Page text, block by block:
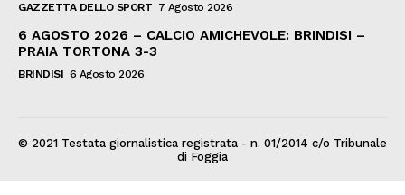
GAZZETTA DELLO SPORT 7 Agosto 2026
6 AGOSTO 2026 – CALCIO AMICHEVOLE: BRINDISI –
PRAIA TORTONA 3-3
BRINDISI 6 Agosto 2026
© 2021 Testata giornalistica registrata - n. 01/2014 c/o Tribunale
di Foggia